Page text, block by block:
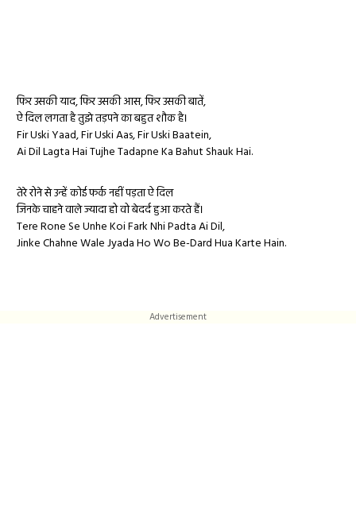
फिर उसकी याद, फिर उसकी आस, फिर उसकी बातें,
ऐ दिल लगता है तुझे तड़पने का बहुत शौक है।
Fir Uski Yaad, Fir Uski Aas, Fir Uski Baatein,
Ai Dil Lagta Hai Tujhe Tadapne Ka Bahut Shauk Hai.
तेरे रोने से उन्हें कोई फर्क नहीं पड़ता ऐ दिल
जिनके चाहने वाले ज्यादा हो वो बेदर्द हुआ करते हैं।
Tere Rone Se Unhe Koi Fark Nhi Padta Ai Dil,
Jinke Chahne Wale Jyada Ho Wo Be-Dard Hua Karte Hain.
Advertisement